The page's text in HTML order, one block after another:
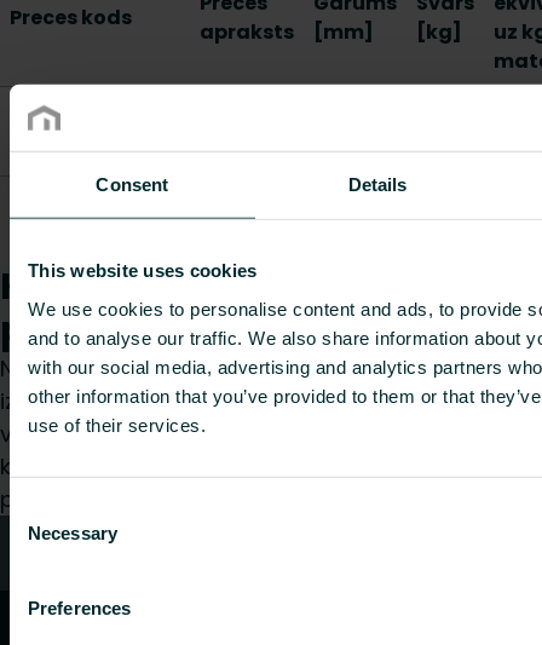
Consent Details
This website uses cookies
We use cookies to personalise content and ads, to provide
and to analyse our traffic. We also share information about
with our social media, advertising and analytics partners
other information that you’ve provided to them or that
use of their services.
Consent
Selection
Necessary
Preferences
Preces kods
apraksts
[mm]
[kg]
uz
FAZ4S16A000000E0
16x2
FAZ4S20A000000E0
CFpress
31 0.039 -
Kā mēs varam Jums
palīdzēt?
Neatkarīgi no tā, vai esat specifikāciju
izstrādātājs, uzstādītājs, arhitekts, plānotājs,
vairumtirgotājs vai gala lietotājs, izvēlieties
kategoriju, un mēs ar prieku izskatīsim jūsu
pieprasījumu.
Kontakti